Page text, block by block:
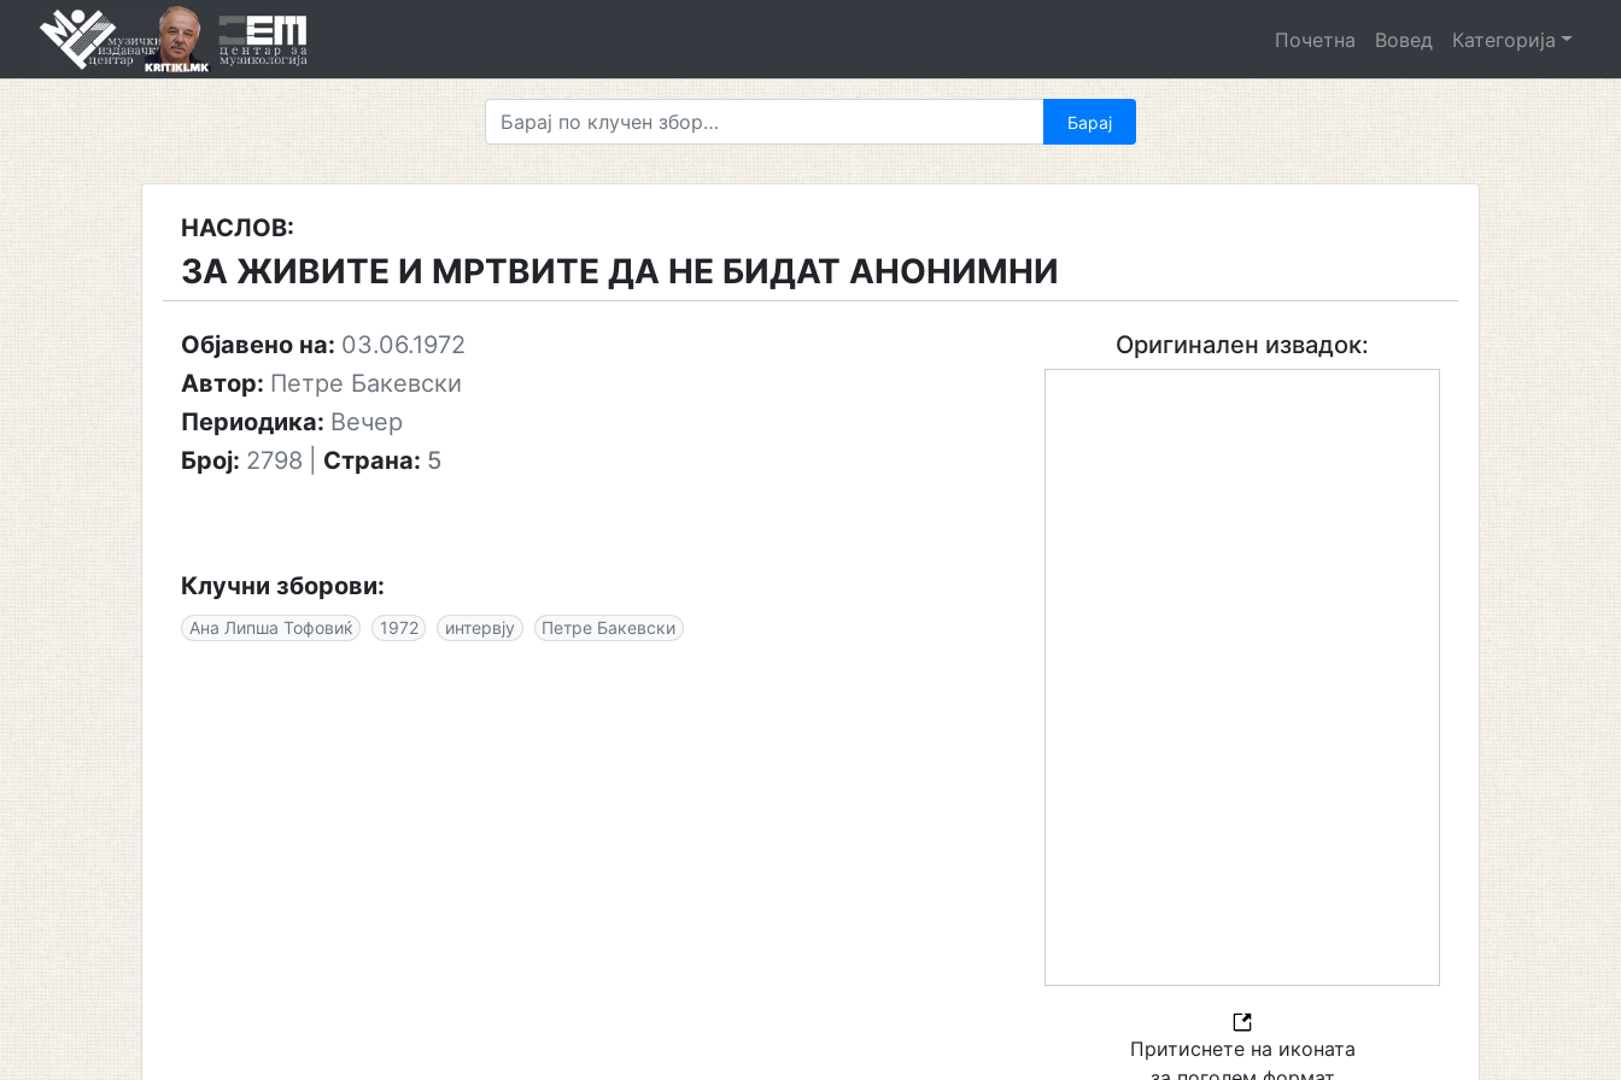
Почетна Вовед Категорија
НАСЛОВ:
ЗА ЖИВИТЕ И МРТВИТЕ ДА НЕ БИДАТ АНОНИМНИ
Објавено на: 03.06.1972
Автор: Петре Бакевски
Периодика: Вечер
Број: 2798 Страна: 5
Клучни зборови:
Ана Липша Тофовиќ 1972 интервју Петре Бакевски
Оригинален извадок:
Притиснете на иконата